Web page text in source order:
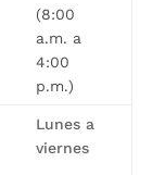
(8:00
a.m. a
4:00
p.m.)
Lunes a
viernes